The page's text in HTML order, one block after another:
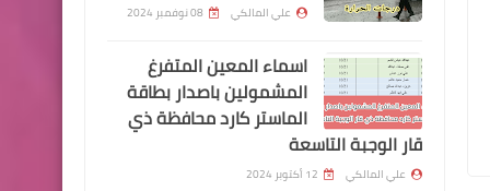
بلدية قضاء الرفاعي تصدر بيان
بشأن مبادرة داري
علي المالكي 08 نوفمبر 2024
اسماء المعين المتفرغ
المشمولين باصدار بطاقة
الماستر كارد محافظة ذي
قار الوجبة التاسعة
علي المالكي 12 أكتوبر 2024